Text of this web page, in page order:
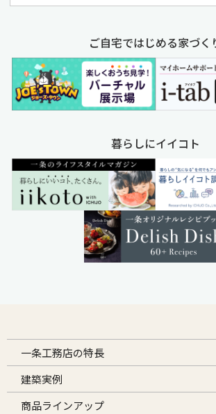
ご自宅ではじめる家づく
暮らしにイイコト
一条工務店の特長
建築実例
商品ラインアップ